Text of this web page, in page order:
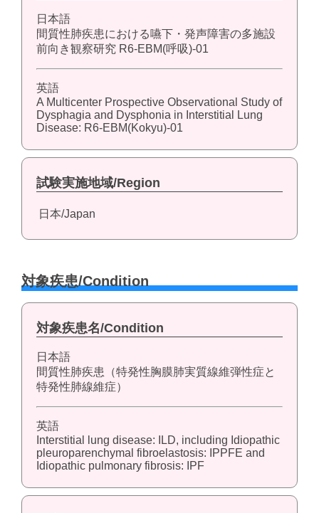
日本語
間質性肺疾患における嚥下・発声障害の多施設
前向き観察研究 R6-EBM(呼吸)-01
英語
A Multicenter Prospective Observational Study of
Dysphagia and Dysphonia in Interstitial Lung
Disease: R6-EBM(Kokyu)-01
試験実施地域/Region
日本/Japan
対象疾患/Condition
対象疾患名/Condition
日本語
間質性肺疾患（特発性胸膜肺実質線維弾性症と
特発性肺線維症）
英語
Interstitial lung disease: ILD, including Idiopathic
pleuroparenchymal fibroelastosis: IPPFE and
Idiopathic pulmonary fibrosis: IPF